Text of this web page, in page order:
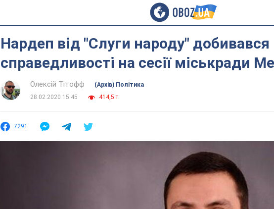
Нардеп від "Слуги народу" добивався
справедливості на сесії міськради
Олексій Тітофф
(Архів) Політика
28.02.2020 15:45
414,5 т.
7291